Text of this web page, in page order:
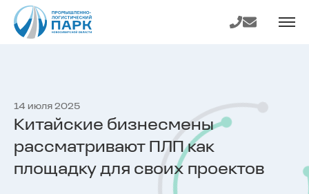
На главную
страницу
Телефон
E-mail
14 июля 2025
Китайские бизнесмены
рассматривают ПЛП как
площадку для своих проектов